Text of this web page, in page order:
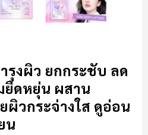
งผิว ยกกระชับ ลด
ยืดหยุ่น ผสาน
ผิวกระจ่างใส ดูอ่อน
น